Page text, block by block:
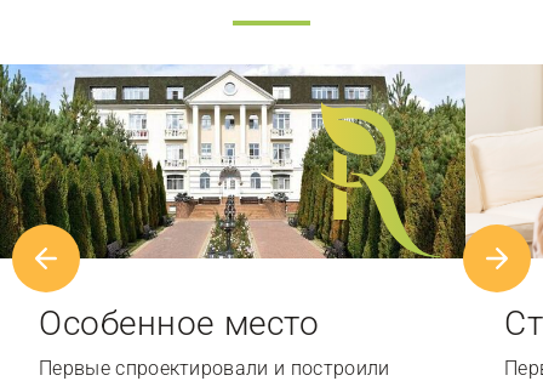
Особенное место
Первые спроектировали и построили